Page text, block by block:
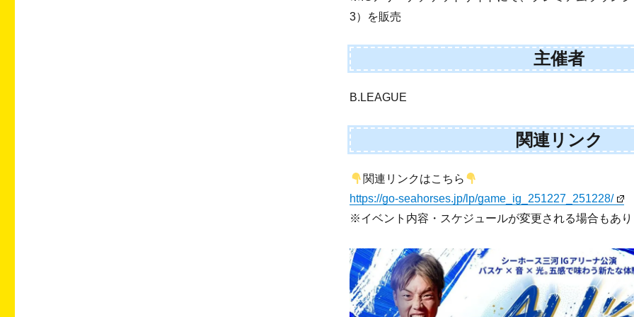
3）を販売
主催者
B.LEAGUE
関連リンク
関連リンクはこちら
https://go-seahorses.jp/lp/game_ig_251227_251228/
※イベント内容・スケジュールが変更される場合もあ